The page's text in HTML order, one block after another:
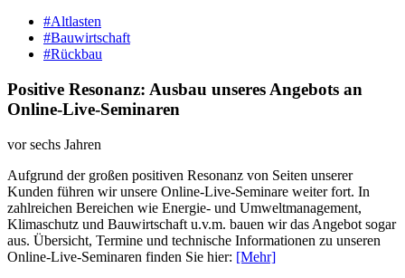
#Altlasten
#Bauwirtschaft
#Rückbau
Positive Resonanz: Ausbau unseres Angebots an
Online-Live-Seminaren
vor sechs Jahren
Aufgrund der großen positiven Resonanz von Seiten unserer
Kunden führen wir unsere Online-Live-Seminare weiter fort. In
zahlreichen Bereichen wie Energie- und Umweltmanagement,
Klimaschutz und Bauwirtschaft u.v.m. bauen wir das Angebot sogar
aus. Übersicht, Termine und technische Informationen zu unseren
Online-Live-Seminaren finden Sie hier: [Mehr]